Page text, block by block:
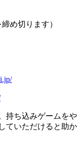
め切ります）
持ち込みゲームをや
ていただけると助か